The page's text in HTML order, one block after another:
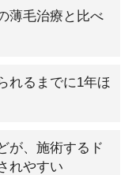
薄毛治療と比べ
れるまでに1年ほ
が、施術するド
れやすい